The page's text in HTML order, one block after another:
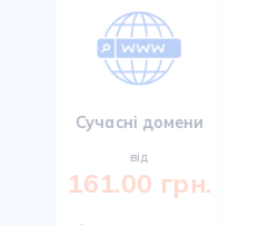
Сучасні домени
від
161.00 грн.